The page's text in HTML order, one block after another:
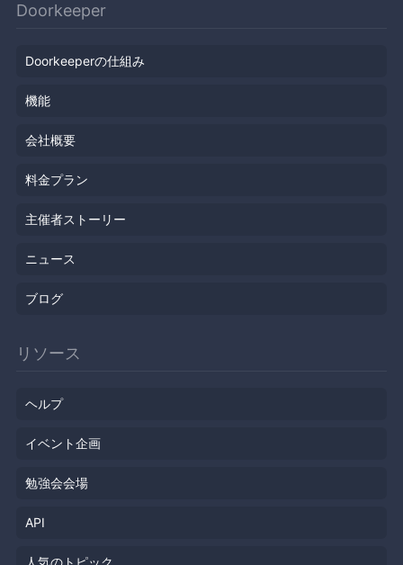
Doorkeeper
Doorkeeperの仕組み
機能
会社概要
料金プラン
主催者ストーリー
ニュース
ブログ
リソース
ヘルプ
イベント企画
勉強会会場
API